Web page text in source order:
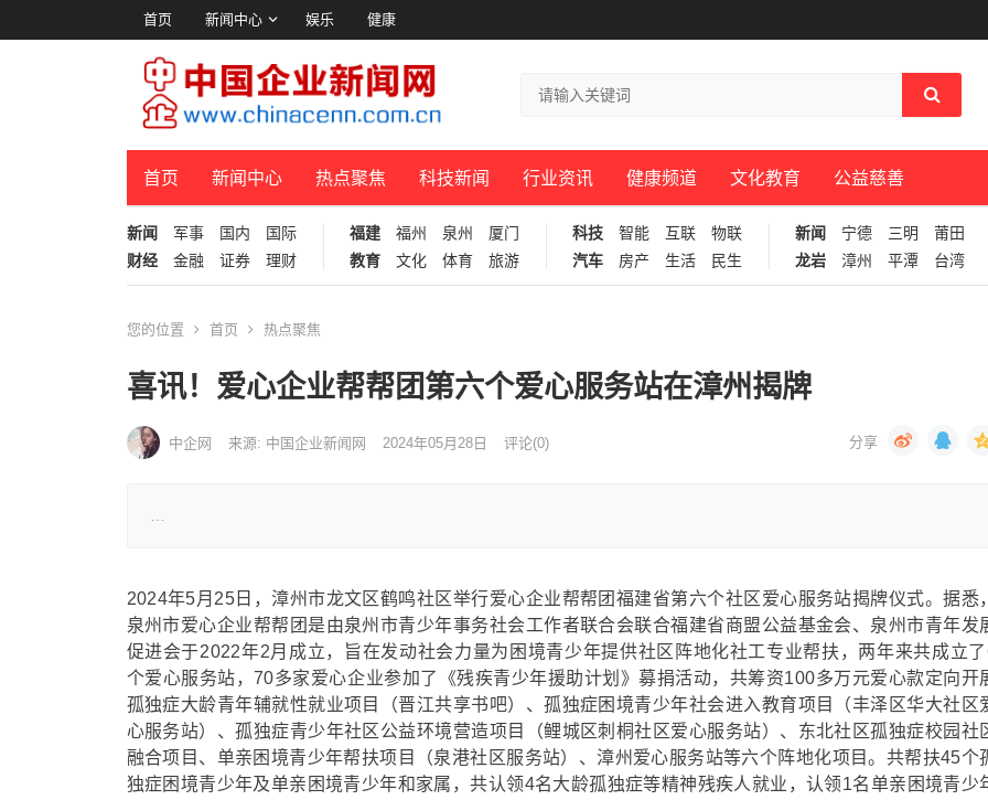
首页 新闻中心 娱乐 健康
首页 新闻中心 热点聚焦 科技新闻 行业资讯 健康频道 文化教育 公益慈善
新闻 军事 国内
国际
财经
金融 证券 理财
福建 福州 泉州
厦门
教育
文化 体育 旅游
科技 智能 互联
物联
汽车
房产 生活 民生
新闻 宁德 三明
莆田
龙岩
漳州 平潭 台湾
您的位置 首页 热点聚焦
喜讯！爱心企业帮帮团第六个爱心服务站在漳州揭牌
中企网 来源: 中国企业新闻网 2024年05月28日 评论(0)
2024年5月25日，漳州市龙文区鹤鸣社区举行爱心企业帮帮团福建省第六个社区爱心服务站揭牌仪式。据悉
泉州市爱心企业帮帮团是由泉州市青少年事务社会工作者联合会联合福建省商盟公益基金会、泉州市青年发
促进会于2022年2月成立，旨在发动社会力量为困境青少年提供社区阵地化社工专业帮扶，两年来共成立
个爱心服务站，70多家爱心企业参加了《残疾青少年援助计划》募捐活动，共筹资100多万元爱心款定向开
孤独症大龄青年辅就性就业项目（晋江共享书吧）、孤独症困境青少年社会进入教育项目（丰泽区华大社区
心服务站）、孤独症青少年社区公益环境营造项目（鲤城区刺桐社区爱心服务站）、东北社区孤独症校园社
融合项目、单亲困境青少年帮扶项目（泉港社区服务站）、漳州爱心服务站等六个阵地化项目。共帮扶45个
独症困境青少年及单亲困境青少年和家属，共认领4名大龄孤独症等精神残疾人就业，认领1名单亲困境青少